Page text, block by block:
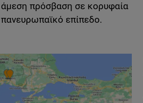
πρόσβαση σε κορυφαία
επίπεδο.